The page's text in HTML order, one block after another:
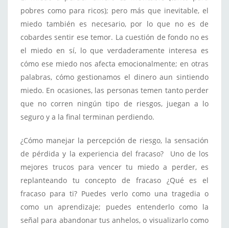
pobres como para ricos); pero más que inevitable, el
miedo también es necesario, por lo que no es de
cobardes sentir ese temor. La cuestión de fondo no es
el miedo en sí, lo que verdaderamente interesa es
cómo ese miedo nos afecta emocionalmente; en otras
palabras, cómo gestionamos el dinero aun sintiendo
miedo. En ocasiones, las personas temen tanto perder
que no corren ningún tipo de riesgos, juegan a lo
seguro y a la final terminan perdiendo.
¿Cómo manejar la percepción de riesgo, la sensación
de pérdida y la experiencia del fracaso? Uno de los
mejores trucos para vencer tu miedo a perder, es
replanteando tu concepto de fracaso ¿Qué es el
fracaso para ti? Puedes verlo como una tragedia o
como un aprendizaje; puedes entenderlo como la
señal para abandonar tus anhelos, o visualizarlo como